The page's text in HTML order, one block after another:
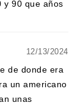
y 90 que años
12/13/2024
de donde era
un americano
unas